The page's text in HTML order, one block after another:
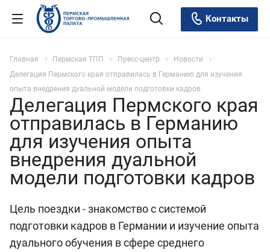
Контакты
Главная Пермская ТПП Пресс-центр
Новости
Делегация Пермского края отправилась в Германию для изучения
опыта внедрения дуальной модели подготовки кадров
Делегация Пермского края
отправилась в Германию
для изучения опыта
внедрения дуальной
модели подготовки кадров
Цель поездки - знакомство с системой
подготовки кадров в Германии и изучение опыта
дуального обучения в сфере среднего